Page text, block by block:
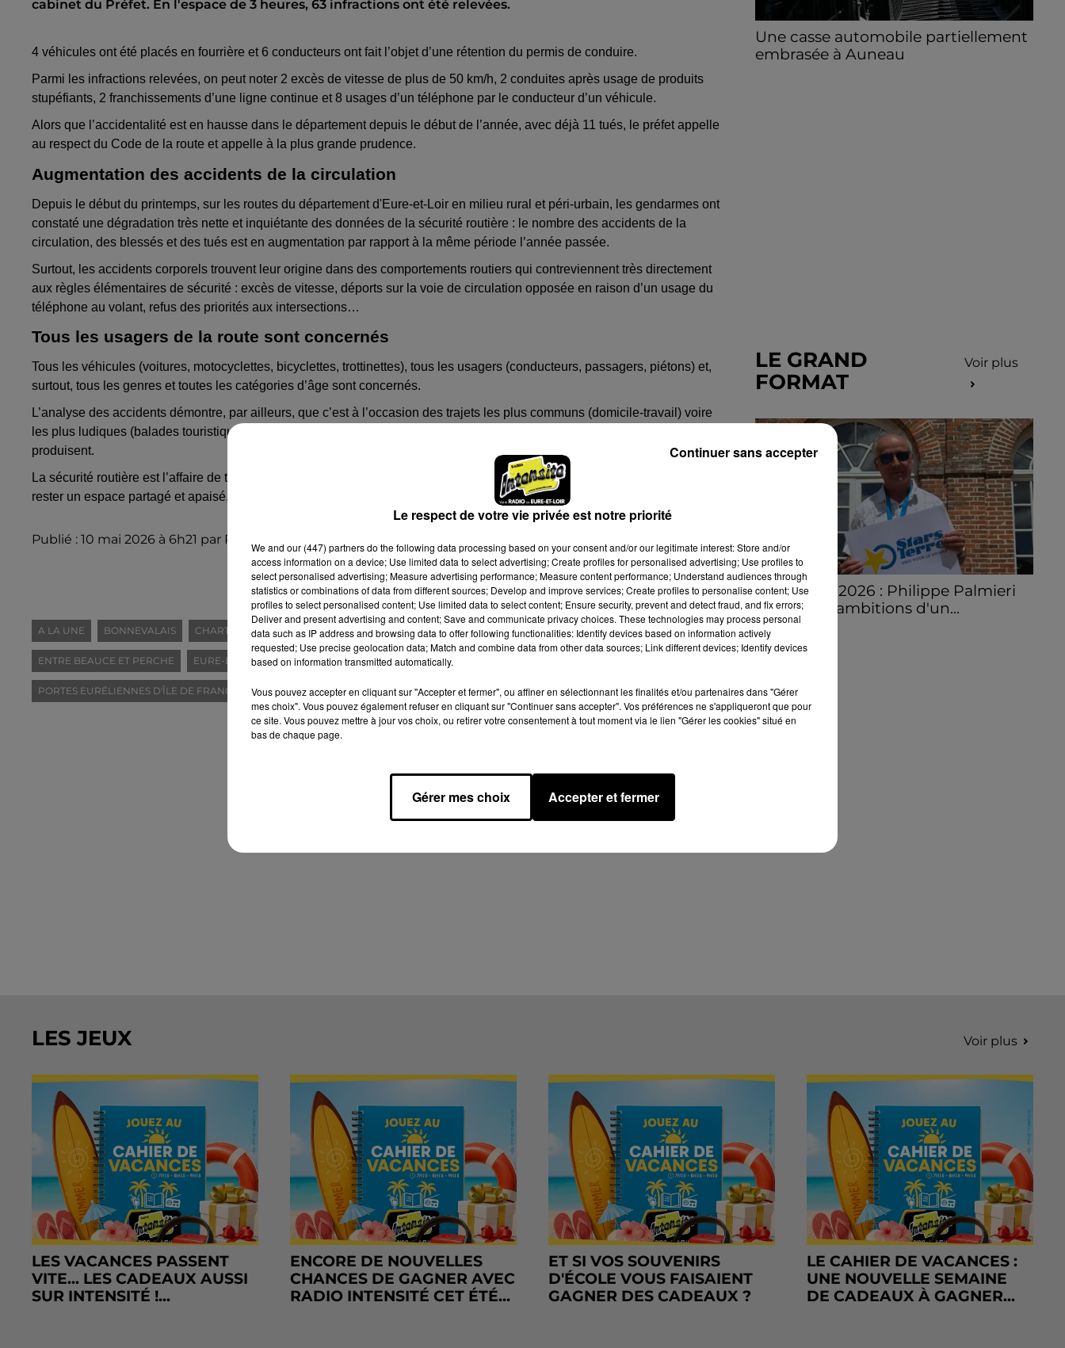
cabinet du Préfet. En l'espace de 3 heures, 63 infractions ont été relevées.
4 véhicules ont été placés en fourrière et 6 conducteurs ont fait l’objet d’une rétention du permis de conduire.
Parmi les infractions relevées, on peut noter 2 excès de vitesse de plus de 50 km/h, 2 conduites après usage de produits
stupéfiants, 2 franchissements d’une ligne continue et 8 usages d’un téléphone par le conducteur d’un véhicule.
Alors que l’accidentalité est en hausse dans le département depuis le début de l’année, avec déjà 11 tués, le préfet appelle
au respect du Code de la route et appelle à la plus grande prudence.
Augmentation des accidents de la circulation
Depuis le début du printemps, sur les routes du département d'Eure-et-Loir en milieu rural et péri-urbain, les gendarmes ont
constaté une dégradation très nette et inquiétante des données de la sécurité routière : le nombre des accidents de la
circulation, des blessés et des tués est en augmentation par rapport à la même période l’année passée.
Surtout, les accidents corporels trouvent leur origine dans des comportements routiers qui contreviennent très directement
aux règles élémentaires de sécurité : excès de vitesse, déports sur la voie de circulation opposée en raison d’un usage du
téléphone au volant, refus des priorités aux intersections…
Tous les usagers de la route sont concernés
Tous les véhicules (voitures, motocyclettes, bicyclettes, trottinettes), tous les usagers (conducteurs, passagers, piétons) et,
surtout, tous les genres et toutes les catégories d’âge sont concernés.
L’analyse des accidents démontre, par ailleurs, que c’est à l’occasion des trajets les plus communs (domicile-travail) voire
les plus ludiques (balades touristiques, « petites courses alimentaires ») que les accidents de la route les plus graves se
produisent.
La sécurité routière est l’affaire de tous, tout le temps et sur toutes les routes rappelle la gendarmerie. Le réseau routier doit
rester un espace partagé et apaisé, où chacun et chacune doit manifester son sens des responsabilités.
Publié : 10 mai 2026 à 6h21 par Rédaction Intensité
A LA UNE BONNEVALAIS CHARTRES & SA RÉGION CHÂTEAUDUN & SA RÉGION CŒUR DE BEAUCE DREUX & SA RÉGION
ENTRE BEAUCE ET PERCHE EURE-ET-LOIR (28) FORÊTS DU PERCHE INFO LOCALE
PORTES EURÉLIENNES D'ÎLE DE FRANCE TERRES DE PERCHE
Une casse automobile partiellement
embrasée à Auneau
LE GRAND
FORMAT
Voir plus
Stars'Terre 2026 : Philippe Palmieri
dévoile les ambitions d'un...
À quelques semaines de la première
édition de Stars'Terre, organisée du 18 au 20
LES JEUX Voir plus
LES VACANCES PASSENT
VITE... LES CADEAUX AUSSI
SUR INTENSITÉ !...
ENCORE DE NOUVELLES
CHANCES DE GAGNER AVEC
RADIO INTENSITÉ CET ÉTÉ...
ET SI VOS SOUVENIRS
D'ÉCOLE VOUS FAISAIENT
GAGNER DES CADEAUX ?
LE CAHIER DE VACANCES :
UNE NOUVELLE SEMAINE
DE CADEAUX À GAGNER...
Le respect de votre vie privée est notre priorité
We and our (447) partnersdo the following data processing based on your consent and/or our legitimate interest: Store and/or
access information on a device; Use limited data to select advertising; Create profiles for personalised advertising; Use profiles to
select personalised advertising; Measure advertising performance; Measure content performance; Understand audiences through
statistics or combinations of data from different sources; Develop and improve services; Create profiles to personalise content; Use
profiles to select personalised content; Use limited data to select content; Ensure security, prevent and detect fraud, and fix errors;
Deliver and present advertising and content; Save and communicate privacy choices. These technologies may process personal
data such as IP address and browsing data to offer following functionalities: Identify devices based on information actively
requested; Use precise geolocation data; Match and combine data from other data sources; Link different devices; Identify devices
based on information transmitted automatically.
Vous pouvez accepter en cliquant sur "Accepter et fermer", ou affiner en sélectionnant les finalités et/ou partenaires dans "Gérer
mes choix". Vous pouvez également refuser en cliquant sur "Continuer sans accepter". Vos préférences ne s'appliqueront que pour
ce site. Vous pouvez mettre à jour vos choix, ou retirer votre consentement à tout moment via le lien "Gérer les cookies" situé en
bas de chaque page.
Gérer mes choix Accepter et fermer
Continuer sans accepter